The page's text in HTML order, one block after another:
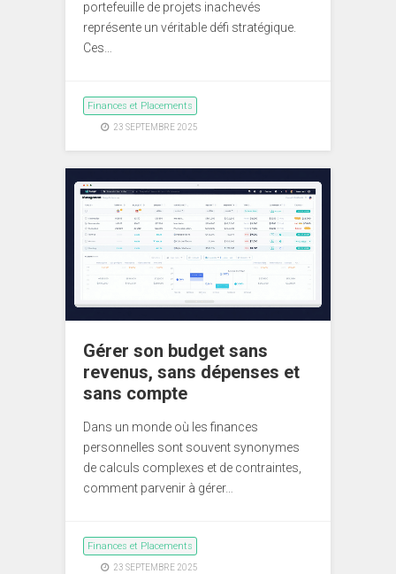
portefeuille de projets inachevés
représente un véritable défi stratégique.
Ces…
Finances et Placements
23 SEPTEMBRE 2025
Gérer son budget sans
revenus, sans dépenses et
sans compte
Dans un monde où les finances
personnelles sont souvent synonymes
de calculs complexes et de contraintes,
comment parvenir à gérer…
Finances et Placements
23 SEPTEMBRE 2025